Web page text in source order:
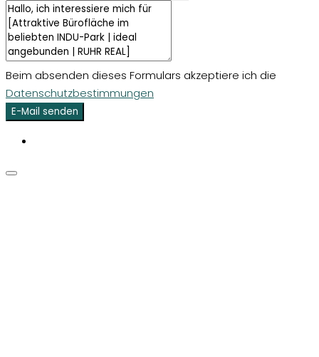
Beim absenden dieses Formulars akzeptiere ich die
Datenschutzbestimmungen
E-Mail senden